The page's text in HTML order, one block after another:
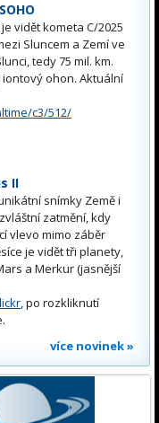
vidět kometa C/2025
Sluncem a Zemí ve
tedy 75 mil. km.
ohon. Aktuální
c3/512/
II
snímky Země i
zatmění, kdy
vlevo mimo záběr
je vidět tři planety,
a Merkur (jasnější
, po rozkliknutí
více novinek »